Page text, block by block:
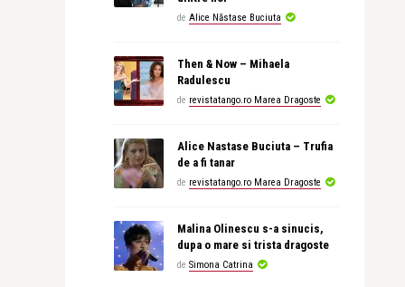
de Alice Năstase Buciuta
Then & Now – Mihaela
Radulescu
de revistatango.ro Marea Dragoste
Alice Nastase Buciuta – Trufia
de a fi tanar
de revistatango.ro Marea Dragoste
Malina Olinescu s-a sinucis,
dupa o mare si trista dragoste
de Simona Catrina